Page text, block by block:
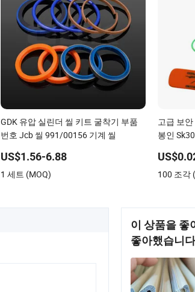
GDK 유압 실린더 씰 키트 굴착기 부품
번호 Jcb 씰 991/00156 기계 씰
US$1.56-6.88
1 세트 (MOQ)
고급 보
봉인
100 조각
이 상품을 좋
좋아했습니다